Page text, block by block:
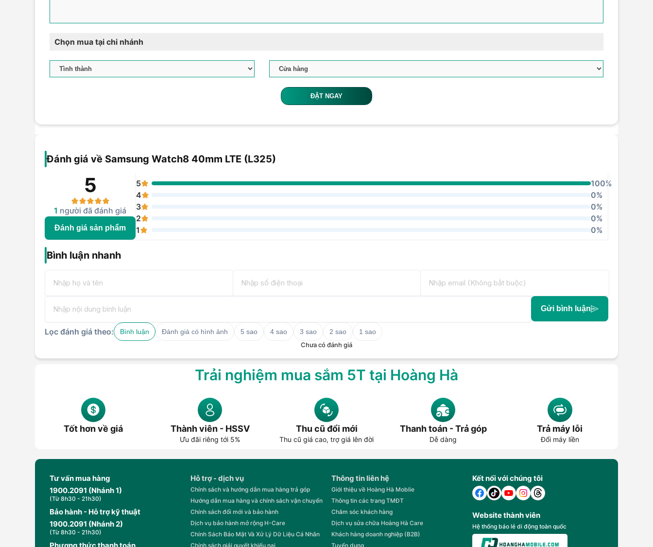
Chọn mua tại chi nhánh
ĐẶT NGAY
Đánh giá về Samsung Watch8 40mm LTE (L325)
5
1 người đã đánh giá
Đánh giá sản phẩm
5
100%
4
0%
3
0%
2
0%
1
0%
Bình luận nhanh
Gửi bình luận
Lọc đánh giá theo: Bình luận Đánh giá có hình ảnh 5 sao 4 sao 3 sao 2 sao
1 sao
Chưa có đánh giá
Trải nghiệm mua sắm 5T tại Hoàng Hà
Tốt hơn về giá Thành viên - HSSV
Ưu đãi riêng tới 5%
Thu cũ đổi mới
Thu cũ giá cao, trợ giá lên đời
Thanh toán - Trả góp
Dễ dàng
Trả máy lỗi
Đổi máy liền
Tư vấn mua hàng
1900.2091 (Nhánh 1)
(Từ 8h30 - 21h30)
Bảo hành - Hỗ trợ kỹ thuật
1900.2091 (Nhánh 2)
(Từ 8h30 - 21h30)
Hỗ trợ - dịch vụ
Chính sách và hướng dẫn mua hàng trả góp
Hướng dẫn mua hàng và chính sách vận chuyển
Chính sách đổi mới và bảo hành
Dịch vụ bảo hành mở rộng H-Care
Chính Sách Bảo Mật Và Xử Lý Dữ Liệu Cá Nhân
Chính sách giải quyết khiếu nại
Thông tin liên hệ
Giới thiệu về Hoàng Hà Moblie
Thông tin các trang TMĐT
Chăm sóc khách hàng
Dịch vụ sửa chữa Hoàng Hà Care
Khách hàng doanh nghiệp (B2B)
Tuyển dụng
Kết nối với chúng tôi
Website thành viên
Hệ thống báo lẻ di động toàn quốc